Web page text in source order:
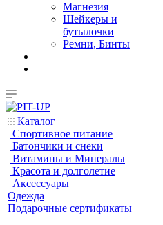
Магнезия
Шейкеры и
бутылочки
Ремни, Бинты
Каталог
Спортивное питание
Батончики и снеки
Витамины и Минералы
Красота и долголетие
Аксессуары
Одежда
Подарочные сертификаты